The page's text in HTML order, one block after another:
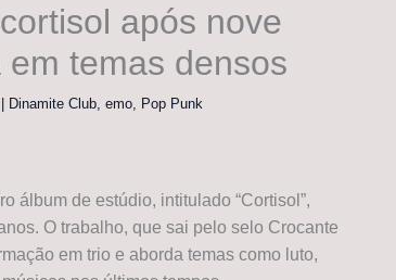
após nove
temas densos
Dinamite Club emo Pop Punk
álbum de estúdio, intitulado “Cortisol”,
O trabalho, que sai pelo selo Crocante
em trio e aborda temas como luto,